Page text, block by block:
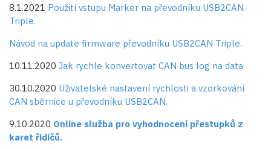
8.1.2021 Použití vstupu Marker na převodníku USB2CAN
Triple.
Návod na update firmware převodníku USB2CAN Triple.
10.11.2020 Jak rychle konvertovat CAN bus log na data
30.10.2020 Uživatelské nastavení rychlosti a vzorkování
CAN sběrnice u převodníku USB2CAN.
9.10.2020 Online služba pro vyhodnocení přestupků z
karet řidičů.